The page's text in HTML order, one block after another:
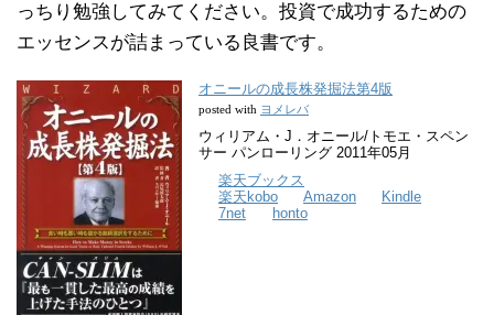
っちり勉強してみてください。投資で成功するための
エッセンスが詰まっている良書です。
オニールの成長株発掘法第4版
posted with ヨメレバ
ウィリアム・J．オニール/トモエ・スペン
サー パンローリング 2011年05月
楽天ブックス
楽天kobo
Amazon
Kindle
7net
honto